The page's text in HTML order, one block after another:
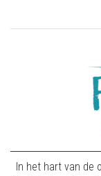
In het hart van de